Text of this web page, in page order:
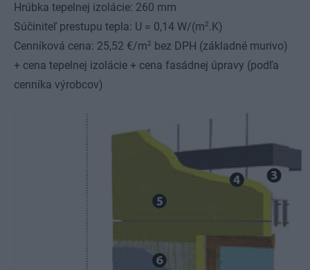
Hrúbka tepelnej izolácie: 260 mm
Súčiniteľ prestupu tepla: U = 0,14 W/(m2.K)
Cenníková cena: 25,52 €/m2 bez DPH (základné murivo)
+ cena tepelnej izolácie + cena fasádnej úpravy (podľa
cenníka výrobcov)